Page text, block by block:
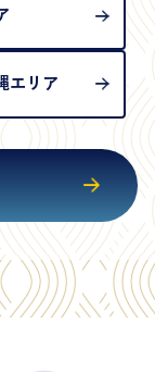
エリア